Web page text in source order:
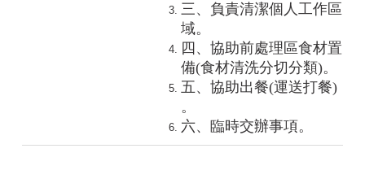
三、負責清潔個人工作區
域。
四、協助前處理區食材置
備(食材清洗分切分類)。
五、協助出餐(運送打餐)
。
六、臨時交辦事項。